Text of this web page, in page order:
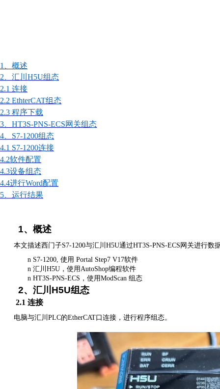
1、概述
2、汇川H5U组态
2.1 连接
2.2 EthterCAT组态
2.3 程序下载
3、HT3S-PNS-ECS网关组 态
4、S7-1200组态
4.1 S7-1200连接
4.2软件配置
4.3设备组态
4.4进行Word配置
5、运行结果
1、概述
本文描述西门子S7-1200与汇川H5U通过HT3S-PNS-ECS网关进行
n S7-1200, 使用 Portal Step7 V17软件
n 汇川 H5U，使用AutoShop编程软件
n HT3S-PNS-ECS，使用ModScan 组态
2、汇川 H5U组态
2.1 连接
电脑与汇川 PLC的EtherCAT口连接，进行程序组态。